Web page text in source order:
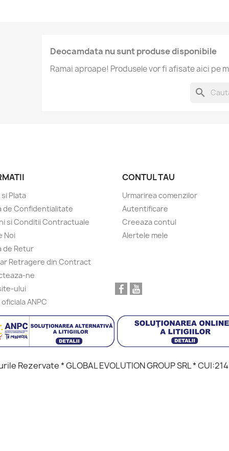
Deocamdata nu sunt produse disponibile
Ramai aproape! Produsele vor fi afisate aici pe
search
Plata
de Confidentialitate
si Conditii Contractuale
Noi
de Retur
Retragere din Contract
ne
ului
ANPC
CONTUL TAU
Urmarirea comenzilor
Autentificare
Creeaza contul
Alertele mele
Rezervate * GLOBAL EVOLUTION GROUP SRL *